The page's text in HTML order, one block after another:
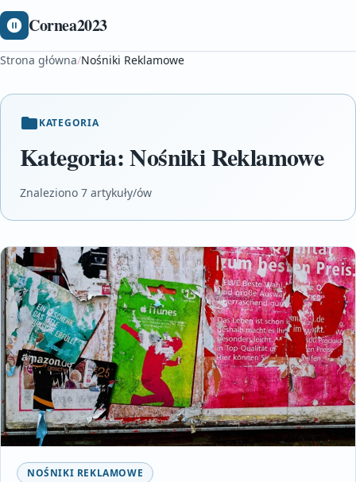
Cornea2023
Strona główna/Nośniki Reklamowe
KATEGORIA
Kategoria:Nośniki Reklamowe
Znaleziono 7 artykuły/ów
NOŚNIKI REKLAMOWE